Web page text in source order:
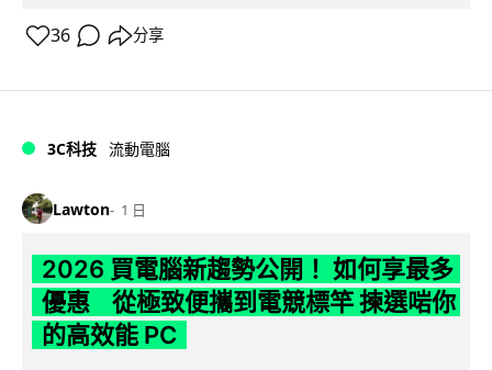
36 分享
3C科技 流動電腦
Lawton 1 日
2026 買電腦新趨勢公開！ 如何享最多
優惠 從極致便攜到電競標竿 揀選啱你
的高效能 PC